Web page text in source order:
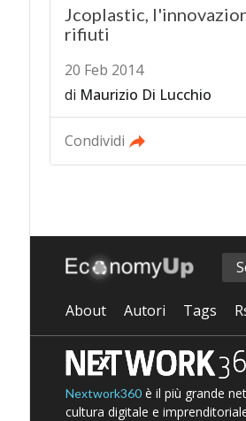
Jcoplastic,
rifiuti
20 Feb 2014
di Maurizio Di Lucchio
Condividi
About Autori Tags
Nextwork360è il più grande
cultura digitale e